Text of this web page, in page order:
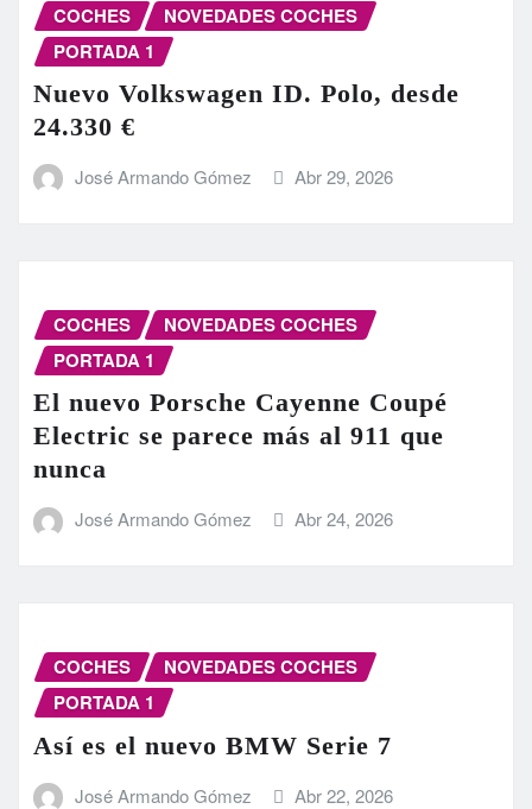
COCHES
NOVEDADES COCHES
PORTADA 1
Nuevo Volkswagen ID. Polo, desde
24.330 €
José Armando Gómez Abr 29, 2026
COCHES
NOVEDADES COCHES
PORTADA 1
El nuevo Porsche Cayenne Coupé
Electric se parece más al 911 que
nunca
José Armando Gómez Abr 24, 2026
COCHES
NOVEDADES COCHES
PORTADA 1
Así es el nuevo BMW Serie 7
José Armando Gómez Abr 22, 2026